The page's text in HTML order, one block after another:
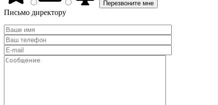
Письмо директору